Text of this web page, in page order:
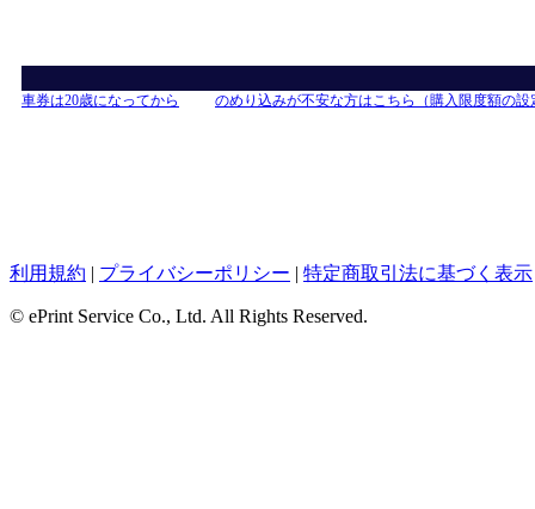
車券は20歳になってから のめり込みが不安な方はこちら（購入限度額の設
利用規約 | プライバシーポリシー | 特定商取引法に基づく表示
© ePrint Service Co., Ltd. All Rights Reserved.